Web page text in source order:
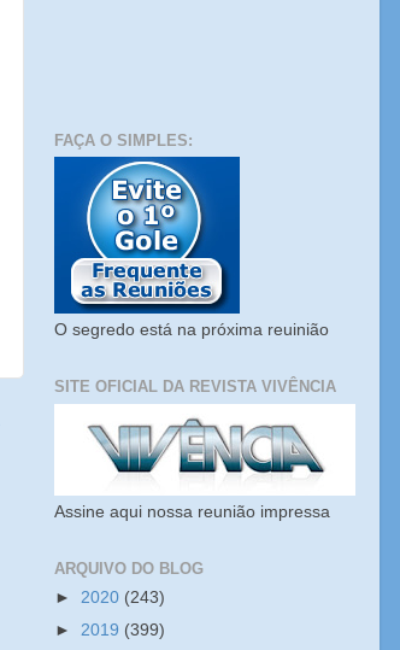
FAÇA O SIMPLES:
O segredo está na próxima reuinião
SITE OFICIAL DA REVISTA VIVÊNCIA
Assine aqui nossa reunião impressa
ARQUIVO DO BLOG
► 2020 (243)
► 2019 (399)